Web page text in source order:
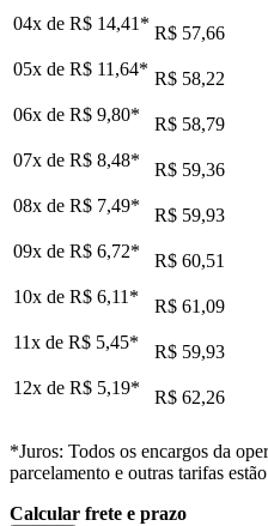
04x de R$ 14,41 * R$ 57,66
05x de R$ 11,64* R$ 58,22
06x de R$ 9,80*
R$ 58,79
07x de R$ 8,48*
R$ 59,36
08x de R$ 7,49*
R$ 59,93
09x de R$ 6,72*
R$ 60,51
10x de R$ 6,11 *
R$ 61,09
11x de R$ 5,45*
R$ 59,93
12x de R$ 5,19* R$ 62,26
*Juros: Todos os encargos da
parcelamento e outras tarifas
Calcular frete e prazo